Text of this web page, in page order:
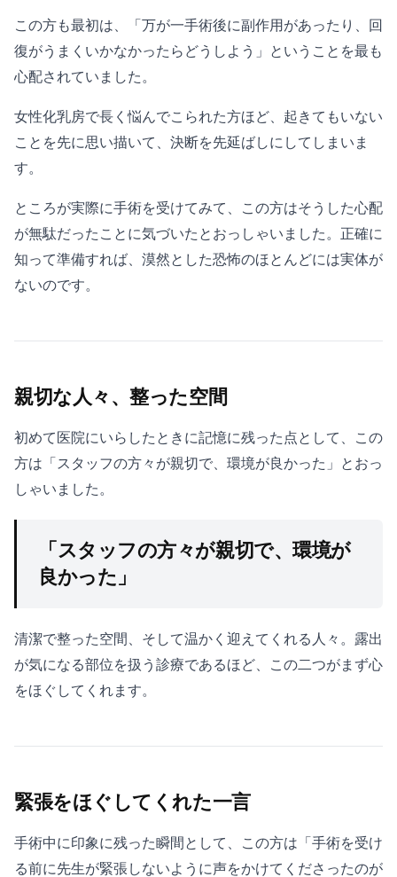
この方も最初は、「万が一手術後に副作用があったり、回
復がうまくいかなかったらどうしよう」ということを最も
心配されていました。
女性化乳房で長く悩んでこられた方ほど、起きてもいない
ことを先に思い描いて、決断を先延ばしにしてしまいま
す。
ところが実際に手術を受けてみて、この方はそうした心配
が無駄だったことに気づいたとおっしゃいました。正確に
知って準備すれば、漠然とした恐怖のほとんどには実体が
ないのです。
親切な人々、整った空間
初めて医院にいらしたときに記憶に残った点として、この
方は「スタッフの方々が親切で、環境が良かった」とおっ
しゃいました。
「スタッフの方々が親切で、環境が
良かった」
清潔で整った空間、そして温かく迎えてくれる人々。露出
が気になる部位を扱う診療であるほど、この二つがまず心
をほぐしてくれます。
緊張をほぐしてくれた一言
手術中に印象に残った瞬間として、この方は「手術を受け
る前に先生が緊張しないように声をかけてくださったのが